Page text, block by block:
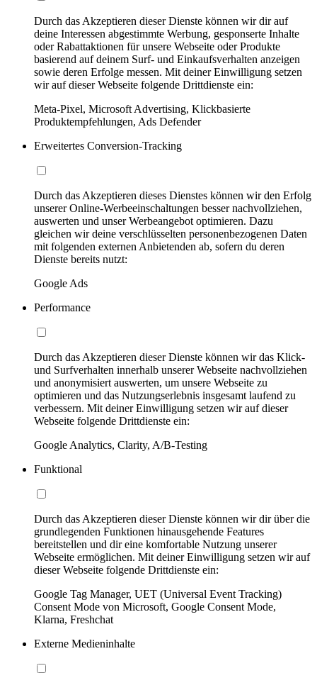
Durch das Akzeptieren dieser Dienste können wir dir auf
deine Interessen abgestimmte Werbung, gesponserte Inhalte
oder Rabattaktionen für unsere Webseite oder Produkte
basierend auf deinem Surf- und Einkaufsverhalten anzeigen
sowie deren Erfolge messen. Mit deiner Einwilligung setzen
wir auf dieser Webseite folgende Drittdienste ein:
Meta-Pixel, Microsoft Advertising, Klickbasierte
Produktempfehlungen, Ads Defender
Erweitertes Conversion-Tracking
Durch das Akzeptieren dieses Dienstes können wir den Erfolg
unserer Online-Werbeeinschaltungen besser nachvollziehen,
auswerten und unser Werbeangebot optimieren. Dazu
gleichen wir deine verschlüsselten personenbezogenen Daten
mit folgenden externen Anbietenden ab, sofern du deren
Dienste bereits nutzt:
Google Ads
Performance
Durch das Akzeptieren dieser Dienste können wir das Klick-
und Surfverhalten innerhalb unserer Webseite nachvollziehen
und anonymisiert auswerten, um unsere Webseite zu
optimieren und das Nutzungserlebnis insgesamt laufend zu
verbessern. Mit deiner Einwilligung setzen wir auf dieser
Webseite folgende Drittdienste ein:
Google Analytics, Clarity, A/B-Testing
Funktional
Durch das Akzeptieren dieser Dienste können wir dir über die
grundlegenden Funktionen hinausgehende Features
bereitstellen und dir eine komfortable Nutzung unserer
Webseite ermöglichen. Mit deiner Einwilligung setzen wir auf
dieser Webseite folgende Drittdienste ein:
Google Tag Manager, UET (Universal Event Tracking)
Consent Mode von Microsoft, Google Consent Mode,
Klarna, Freshchat
Externe Medieninhalte